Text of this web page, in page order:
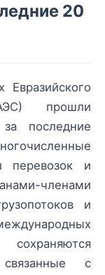
20
прошли
последние
перевозок и
членами
и
связанные с